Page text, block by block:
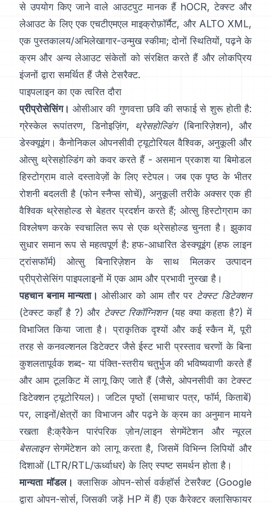
से उपयोग किए जाने वाले आउटपुट मानक हैं hOCR, टेक्स्ट और
लेआउट के लिए एक एचटीएमएल माइक्रोफ़ॉर्मैट, और ALTO XML,
एक पुस्तकालय/अभिलेखागार-उन्मुख स्कीमा; दोनों स्थितियों, पढ़ने के
क्रम और अन्य लेआउट संकेतों को संरक्षित करते हैं और लोकप्रिय
इंजनों द्वारा समर्थित हैं जैसे टेसरैक्ट.
पाइपलाइन का एक त्वरित दौरा
प्रीप्रोसेसिंग। ओसीआर की गुणवत्ता छवि की सफाई से शुरू होती है:
ग्रेस्केल रूपांतरण, डिनोइज़िंग, थ्रेसहोल्डिंग(बिनारिज़ेशन), और
डेस्क्यूइंग। कैनोनिकल ओपनसीवी ट्यूटोरियल वैश्विक, अनुकूली और
ओत्सु थ्रेसहोल्डिंग को कवर करते हैं - असमान प्रकाश या बिमोडल
हिस्टोग्राम वाले दस्तावेज़ों के लिए स्टेपल। जब एक पृष्ठ के भीतर
रोशनी बदलती है (फोन स्नैप्स सोचें), अनुकूली तरीके अक्सर एक ही
वैश्विक थ्रेसहोल्ड से बेहतर प्रदर्शन करते हैं; ओत्सु हिस्टोग्राम का
विश्लेषण करके स्वचालित रूप से एक थ्रेसहोल्ड चुनता है। झुकाव
सुधार समान रूप से महत्वपूर्ण है: हफ-आधारित डेस्क्यूइंग (हफ लाइन
ट्रांसफॉर्म) ओत्सु बिनारिज़ेशन के साथ मिलकर उत्पादन
प्रीप्रोसेसिंग पाइपलाइनों में एक आम और प्रभावी नुस्खा है।
पहचान बनाम मान्यता। ओसीआर को आम तौर पर टेक्स्ट डिटेक्शन
(टेक्स्ट कहाँ है ?) और टेक्स्ट रिकॉग्निशन(यह क्या कहता है?) में
विभाजित किया जाता है। प्राकृतिक दृश्यों और कई स्कैन में, पूरी
तरह से कनवल्शनल डिटेक्टर जैसे ईस्ट भारी प्रस्ताव चरणों के बिना
कुशलतापूर्वक शब्द- या पंक्ति-स्तरीय चतुर्भुज की भविष्यवाणी करते हैं
और आम टूलकिट में लागू किए जाते हैं (जैसे, ओपनसीवी का टेक्स्ट
डिटेक्शन ट्यूटोरियल)। जटिल पृष्ठों (समाचार पत्र, फॉर्म, किताबें)
पर, लाइनों/क्षेत्रों का विभाजन और पढ़ने के क्रम का अनुमान मायने
रखता है:क्रैकेन
पारंपरिक ज़ोन/लाइन सेगमेंटेशन और न्यूरल
बेसलाइनसेगमेंटेशन को लागू करता है, जिसमें विभिन्न लिपियों और
दिशाओं (LTR/RTL/ऊर्ध्वाधर) के लिए स्पष्ट समर्थन होता है।
मान्यता मॉडल। क्लासिक ओपन-सोर्स वर्कहॉर्स टेसरैक्ट (Google
द्वारा ओपन-सोर्स, जिसकी जड़ें HP में हैं) एक कैरेक्टर क्लासिफायर